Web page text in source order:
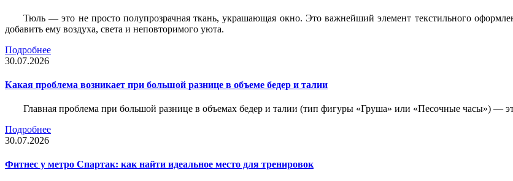
Тюль — это не просто полупрозрачная ткань, украшающая окно. Это важнейший элемент текстильного
добавить ему воздуха, света и неповторимого уюта.
Подробнее
30.07.2026
Какая проблема возникает при большой разнице в объеме бедер и талии
Главная проблема при большой разнице в объемах бедер и талии (тип фигуры «Груша» или «Песочные часы») —
Подробнее
30.07.2026
Фитнес у метро Спартак: как найти идеальное место для тренировок